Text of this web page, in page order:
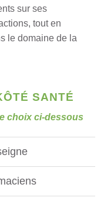
sur ses
tout en
le domaine de la
SANTÉ
choix ci-dessous